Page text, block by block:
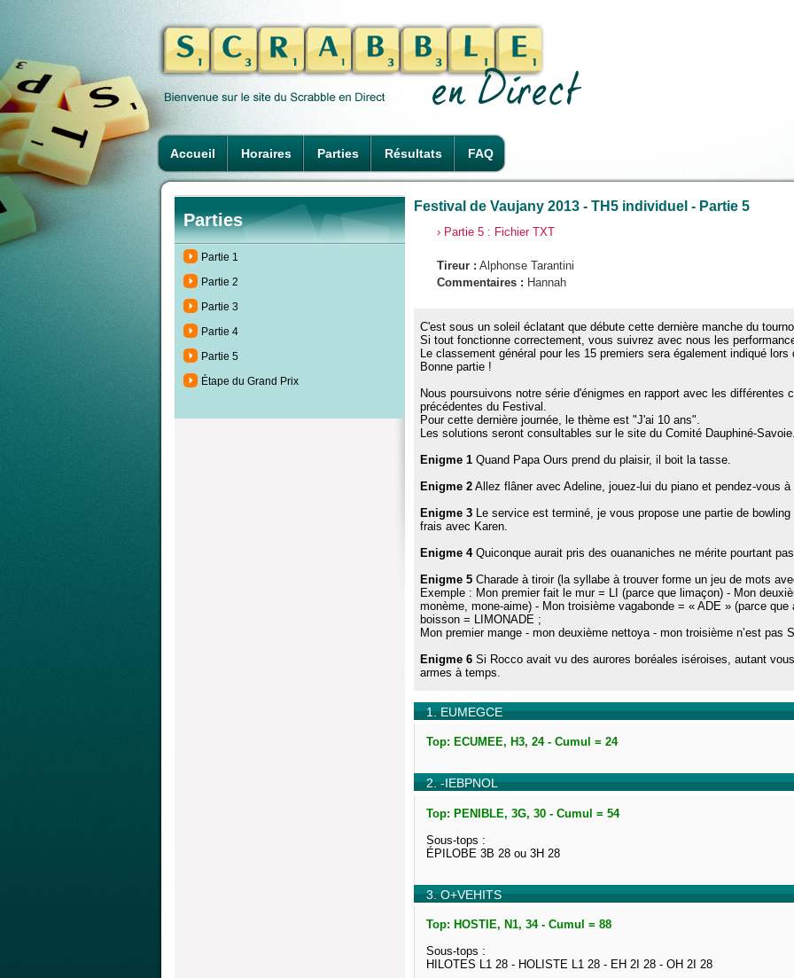
Accueil Horaires Parties Résultats FAQ
Parties
Partie 1
Partie 2
Partie 3
Partie 4
Partie 5
Étape du Grand Prix
Festival de Vaujany 2013 - TH5 individuel - Partie 5
› Partie 5 : Fichier TXT
Tireur : Alphonse Tarantini
Commentaires : Hannah
C'est sous un soleil éclatant que débute cette dernière manche du
Si tout fonctionne correctement, vous suivrez avec nous les
Le classement général pour les 15 premiers sera également indiqué lors
Bonne partie !
Nous poursuivons notre série d'énigmes en rapport avec les différentes
précédentes du Festival.
Pour cette dernière journée, le thème est "J'ai 10 ans".
Les solutions seront consultables sur le site du Comité Dauphiné-Savoie.
Enigme 1Quand Papa Ours prend du plaisir, il boit la tasse.
Enigme 2Allez flâner avec Adeline, jouez-lui du piano et pendez-vous à
Enigme 3Le service est terminé, je vous propose une partie de
frais avec Karen.
Enigme 4Quiconque aurait pris des ouananiches ne mérite pourtant
Enigme 5Charade à tiroir (la syllabe à trouver forme un jeu de mots
Exemple : Mon premier fait le mur = LI (parce que limaçon) - Mon
monème, mone-aime) - Mon troisième vagabonde = « ADE » (parce
boisson = LIMONADE ;
Mon premier mange - mon deuxième nettoya - mon troisième n’est pas
Enigme 6Si Rocco avait vu des aurores boréales iséroises, autant
armes à temps.
1. EUMEGCE
Top: ECUMEE, H3, 24 - Cumul = 24
2. -IEBPNOL
Top: PENIBLE, 3G, 30 - Cumul = 54
Sous-tops :
ÉPILOBE 3B 28 ou 3H 28
3. O+VEHITS
Top: HOSTIE, N1, 34 - Cumul = 88
Sous-tops :
HILOTES L1 28 - HOLISTE L1 28 - EH 2I 28 - OH 2I 28